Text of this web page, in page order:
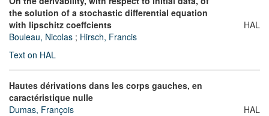
the solution of a stochastic differential equation
with lipschitz coeffcients
Bouleau, Nicolas ; Hirsch, Francis
Text on HAL
HAL
Hautes dérivations dans les corps gauches, en
caractéristique nulle
Dumas, François
HAL